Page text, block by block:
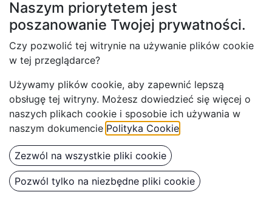
Naszym priorytetem jest
poszanowanie Twojej prywatności.
Czy pozwolić tej witrynie na używanie plików cookie
w tej przeglądarce?
Używamy plików cookie, aby zapewnić lepszą
obsługę tej witryny. Możesz dowiedzieć się więcej o
naszych plikach cookie i sposobie ich używania w
naszym dokumencie Polityka Cookie
Zezwól na wszystkie pliki cookie
Pozwól tylko na niezbędne pliki cookie